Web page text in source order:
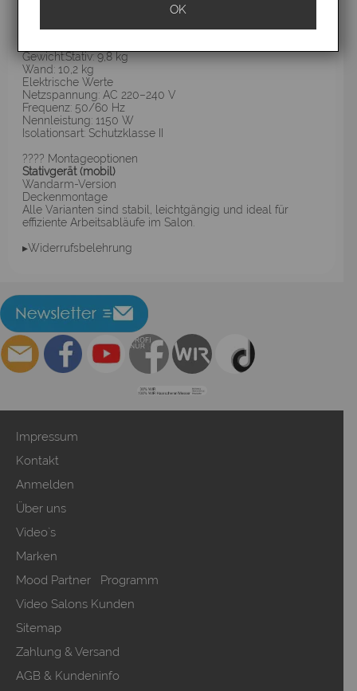
Min. Stativhöhe: 1200 mm
Gewicht:Stativ: 9,8 kg
Wand: 10,2 kg
Elektrische Werte
Netzspannung: AC 220–240 V
Frequenz: 50/60 Hz
Nennleistung: 1150 W
Isolationsart: Schutzklasse II
???? Montageoptionen
Stativgerät (mobil)
Wandarm-Version
Deckenmontage
Alle Varianten sind stabil, leichtgängig und ideal für
effiziente Arbeitsabläufe im Salon.
▸Widerrufsbelehrung
Impressum
Kontakt
Anmelden
Über uns
Video`s
Marken
Mood Partner Programm
Video Salons Kunden
Sitemap
Zahlung & Versand
AGB & Kundeninfo
OK